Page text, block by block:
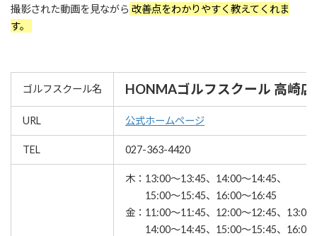
撮影された動画を見ながら 改善点をわかりやすく教えてくれま
す。
ゴルフスクール名 HONMAゴルフスクール 高崎店
URL 公式ホームページ
TEL 027-363-4420
木：13:00～13:45、14:00～14:45、
15:00～15:45、16:00～16:45
金：11:00～11:45、12:00～12:45、13:00
14:00～14:45、15:00～15:45、16:00